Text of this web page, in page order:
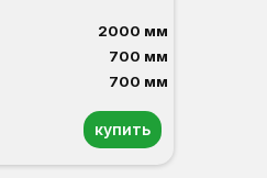
2000 мм
700 мм
700 мм
купить